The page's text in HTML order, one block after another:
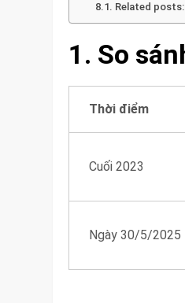
Related posts:
1. So
Thời điểm
Cuối 2023
Ngày 30/5/2025